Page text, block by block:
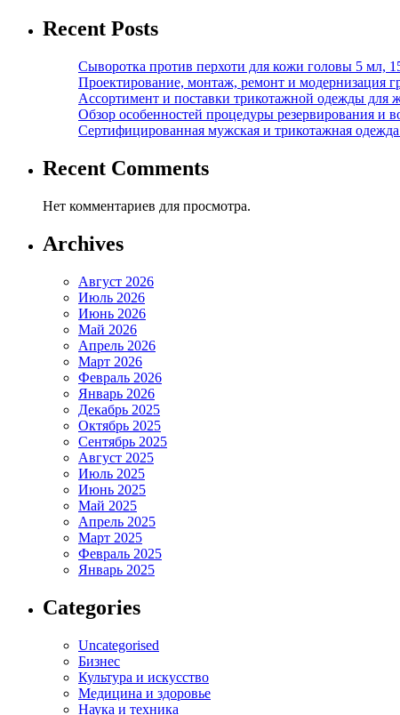
Recent Posts
Сыворотка против перхоти для кожи головы 5 мл,
Проектирование, монтаж, ремонт и модернизация
Ассортимент и поставки трикотажной одежды
Обзор особенностей процедуры резервирования и
Сертифицированная мужская и трикотажная одежда
Recent Comments
Нет комментариев для просмотра.
Archives
Август 2026
Июль 2026
Июнь 2026
Май 2026
Апрель 2026
Март 2026
Февраль 2026
Январь 2026
Декабрь 2025
Октябрь 2025
Сентябрь 2025
Август 2025
Июль 2025
Июнь 2025
Май 2025
Апрель 2025
Март 2025
Февраль 2025
Январь 2025
Categories
Uncategorised
Бизнес
Культура и искусство
Медицина и здоровье
Наука и техника